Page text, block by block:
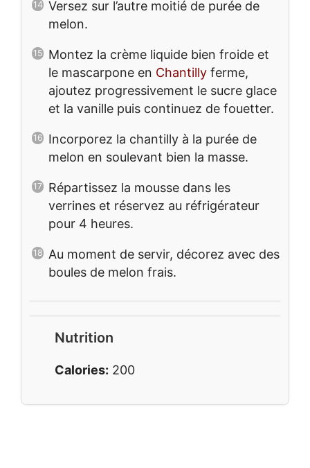
Versez sur l’autre moitié de purée de
melon.
Montez la crème liquide bien froide et
le mascarpone en Chantilly ferme,
ajoutez progressivement le sucre glace
et la vanille puis continuez de fouetter.
Incorporez la chantilly à la purée de
melon en soulevant bien la masse.
Répartissez la mousse dans les
verrines et réservez au réfrigérateur
pour 4 heures.
Au moment de servir, décorez avec des
boules de melon frais.
Nutrition
Calories: 200